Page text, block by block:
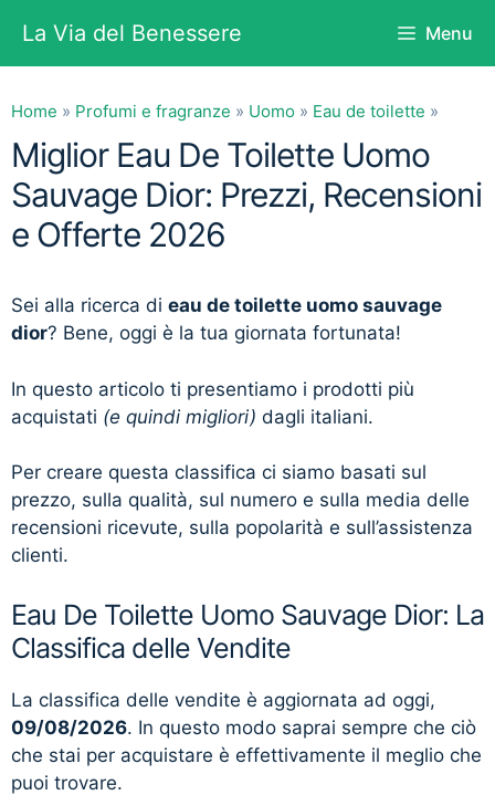
contenuto
La Via del Benessere Menu
Home » Profumi e fragranze » Uomo » Eau de toilette »
Miglior Eau De Toilette Uomo
Sauvage Dior: Prezzi, Recensioni
e Offerte 2026
Sei alla ricerca di eau de toilette uomo sauvage
dior? Bene, oggi è la tua giornata fortunata!
In questo articolo ti presentiamo i prodotti più
acquistati (e quindi migliori) dagli italiani.
Per creare questa classifica ci siamo basati sul
prezzo, sulla qualità, sul numero e sulla media delle
recensioni ricevute, sulla popolarità e sull’assistenza
clienti.
Eau De Toilette Uomo Sauvage Dior: La
Classifica delle Vendite
La classifica delle vendite è aggiornata ad oggi,
09/08/2026. In questo modo saprai sempre che ciò
che stai per acquistare è effettivamente il meglio che
puoi trovare.